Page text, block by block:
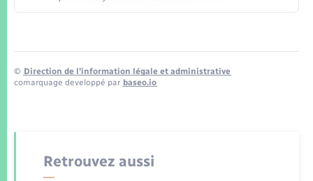
© Direction de l’information légale et administrative
comarquage developpé par baseo.io
Retrouvez aussi